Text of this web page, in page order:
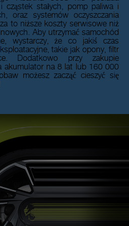
cząstek stałych, pomp paliwa i
oraz systemów oczyszczania
to niższe koszty serwisowe niż
Aby utrzymać samochód
wystarczy, że co jakiś czas
takie jak opony, filtr
Dodatkowo przy zakupie
akumulator na 8 lat lub 160 000
możesz zacząć cieszyć się